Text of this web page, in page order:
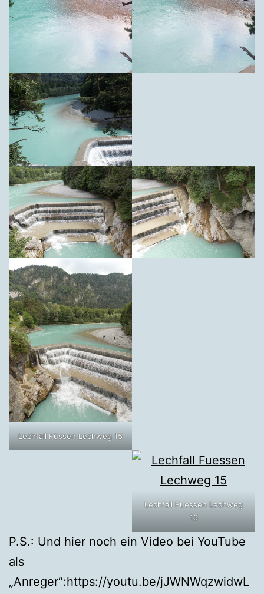
Lechfall Füssen Lechweg 15
Lechfall Fuessen Lechweg
15
P.S.: Und hier noch ein Video bei YouTube
als
„Anreger“:https://youtu.be/jJWNWqzwidwL